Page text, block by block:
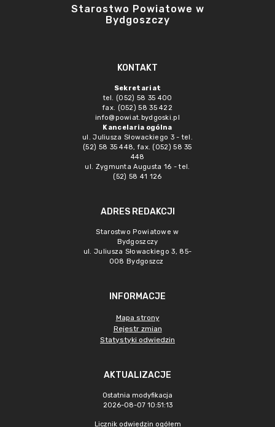
Starostwo Powiatowe w
Bydgoszczy
KONTAKT
Sekretariat
tel. (052) 58 35 400
fax. (052) 58 35 422
info@powiat.bydgoski.pl
Kancelaria ogólna
ul. Juliusza Słowackiego 3 - tel.
(52) 58 35 448, fax. (052) 58 35
448
ul. Zygmunta Augusta 16 - tel.
(52) 58 41 126
ADRES REDAKCJI
Starostwo Powiatowe w
Bydgoszczy
ul. Juliusza Słowackiego 3, 85-
008 Bydgoszcz
INFORMACJE
Mapa strony
Rejestr zmian
Statystyki odwiedzin
AKTUALIZACJE
Ostatnia modyfikacja
2026-08-07 10:51:13
Licznik odwiedzin ogółem